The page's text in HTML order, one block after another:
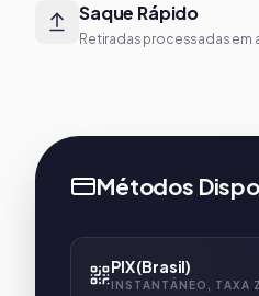
Saque Rápido
Retiradas processadas em
Métodos
PIX (Brasil)
INSTANTÂNEO, TAXA